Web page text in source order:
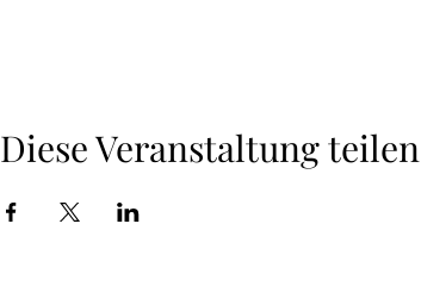
Diese Veranstaltung teilen